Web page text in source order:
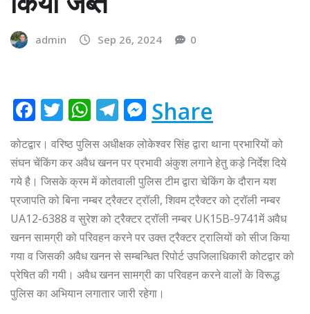
admin Sep 26, 2024 0
F
c
e
b
o
o
k
T
it
te
r
W
at
s
A
p
p
T
e
g
ra
m
M
e
ss
e
n
g
e
r
Share
कोटद्वार। वरिष्ठ पुलिस अधीक्षक लोकेश्वर सिंह द्वारा थाना प्रभारियों को
संघन चेंकिंग कर अवैध खनन पर प्रभावी अंकुश लगाने हेतु कड़े निर्देश दिये
गये है। जिसके क्रम में कोतवाली पुलिस टीम द्वारा चेकिंग के दौरान यश
प्रजापति को बिना नम्बर ट्रैक्टर ट्रॉली, शिवम ट्रैक्टर को ट्रॉली नम्बर
UA12-6388 व सुरेश को ट्रैक्टर ट्रॉली नम्बर UK15B-9741में अवैध
खनन सामग्री को परिवहन करने पर उक्त ट्रैक्टर ट्रालियों को सीज किया
गया व जिसकी अवैध खनन से सम्बन्धित रिपोर्ट उपजिलाधिकारी कोटद्वार को
प्रेषित की गयी। अवैध खनन सामग्री का परिवहन करने वालों के विरूद्ध
पुलिस का अभियान लगातार जारी रहेगा।